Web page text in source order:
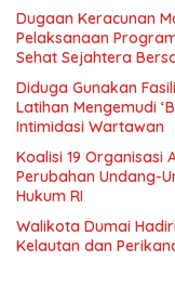
Dugaan Keracunan
Pelaksanaan
Sehat Sejahtera
Diduga Gunakan
Latihan Mengemudi
Intimidasi Wartawan
Koalisi 19 Organisasi
Perubahan Undang-
Hukum RI
Walikota Dumai
Kelautan dan